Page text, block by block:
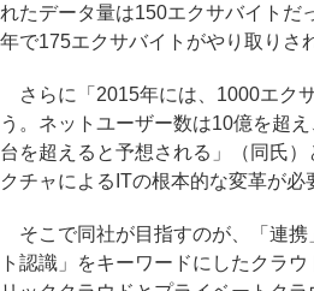
れたデータ量は150エクサバイトだ
年で175エクサバイトがやり取りさ
さらに「2015年には、1000エク
う。ネットユーザー数は10億を超
台を超えると予想される」（同氏
クチャによるITの根本的な変革が必
そこで同社が目指すのが、「連携
ト認識」をキーワードにしたクラ